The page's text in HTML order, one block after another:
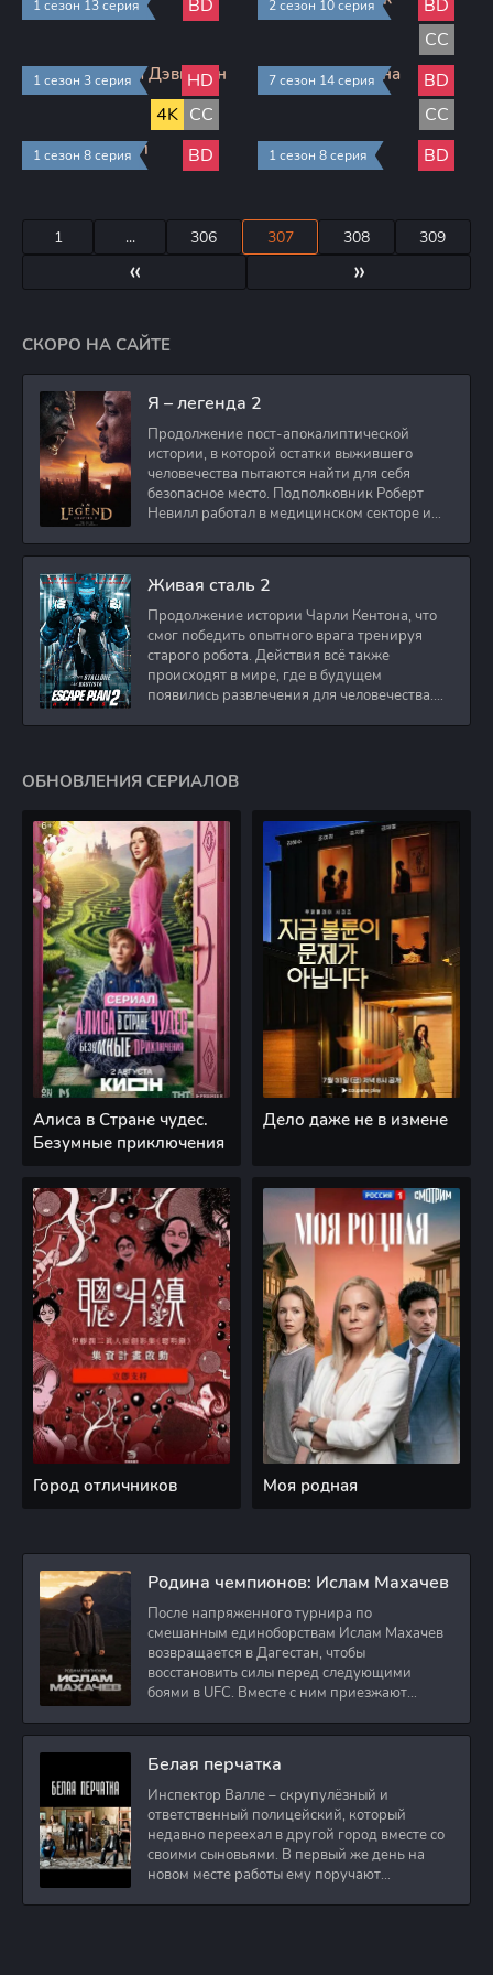
1 сезон 13 серия BD 2 сезон 10 серия BD
Харли и братья Дэвидсон
1 сезон 3 серия HD Детство Шелдона
CC
7 сезон 14 серия BD
Задача трёх тел
4K CC
1 сезон 8 серия BD Уэнсдэй
CC
1 сезон 8 серия BD
«
1 ... 306 307 308 309
»
СКОРО НА САЙТЕ
Я – легенда 2
Продолжение пост-апокалиптической
истории, в которой остатки выжившего
человечества пытаются найти для себя
безопасное место. Подполковник Роберт
Невилл работал в медицинском секторе и
Живая сталь 2
Продолжение истории Чарли Кентона, что
смог победить опытного врага тренируя
старого робота. Действия всё также
происходят в мире, где в будущем
появились развлечения для человечества.
ОБНОВЛЕНИЯ СЕРИАЛОВ
Алиса в Стране чудес.
Безумные приключения
Дело даже не в измене
Город отличников Моя родная
Родина чемпионов: Ислам Махачев
После напряженного турнира по
смешанным единоборствам Ислам Махачев
возвращается в Дагестан, чтобы
восстановить силы перед следующими
боями в UFC. Вместе с ним приезжают
Белая перчатка
Инспектор Валле – скрупулёзный и
ответственный полицейский, который
недавно переехал в другой город вместе со
своими сыновьями. В первый же день на
новом месте работы ему поручают